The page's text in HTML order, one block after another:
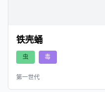
铁壳蛹
虫 毒
第一世代